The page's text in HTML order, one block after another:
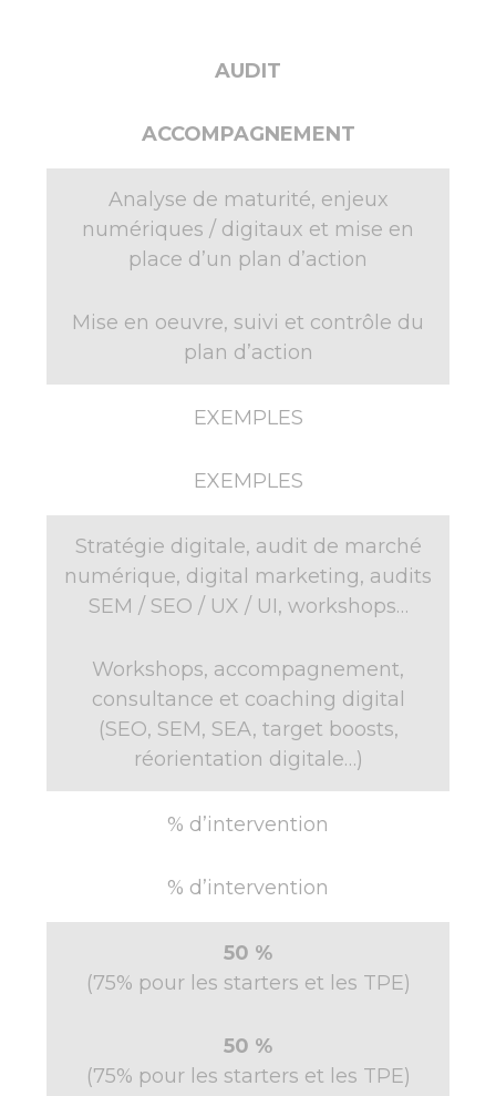
AUDIT
ACCOMPAGNEMENT
Analyse de maturité, enjeux
numériques / digitaux et mise en
place d’un plan d’action
Mise en oeuvre, suivi et contrôle du
plan d’action
EXEMPLES
EXEMPLES
Stratégie digitale, audit de marché
numérique, digital marketing, audits
SEM / SEO / UX / UI, workshops…
Workshops, accompagnement,
consultance et coaching digital
(SEO, SEM, SEA, target boosts,
réorientation digitale…)
% d’intervention
% d’intervention
50 %
(75% pour les starters et les TPE)
50 %
(75% pour les starters et les TPE)